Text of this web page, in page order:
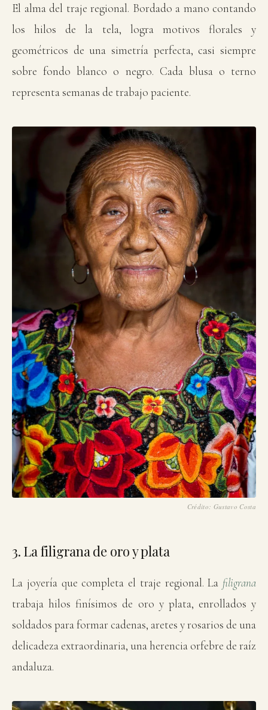
El alma del traje regional. Bordado a mano contando
los hilos de la tela, logra motivos florales y
geométricos de una simetría perfecta, casi siempre
sobre fondo blanco o negro. Cada blusa o terno
representa semanas de trabajo paciente.
El bordado de hilo contado, alma del traje regional. ·
Crédito: Gustavo Costa
3. La filigrana de oro y plata
La joyería que completa el traje regional. La filigrana
trabaja hilos finísimos de oro y plata, enrollados y
soldados para formar cadenas, aretes y rosarios de una
delicadeza extraordinaria, una herencia orfebre de raíz
andaluza.